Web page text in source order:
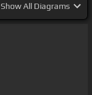
ShowAll Diagrams